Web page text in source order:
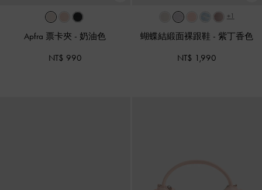
Apfra 票卡夾 - 奶油色
NT$ 990
+1
蝴蝶結緞面裸跟鞋 -紫丁香色
NT$ 1,990